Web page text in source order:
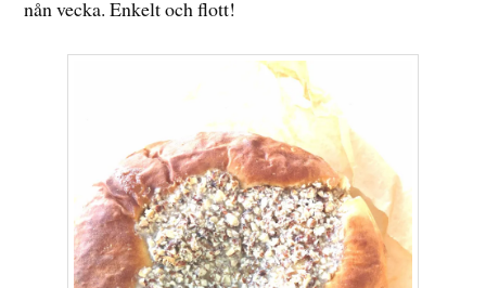
nån vecka. Enkelt och flott!